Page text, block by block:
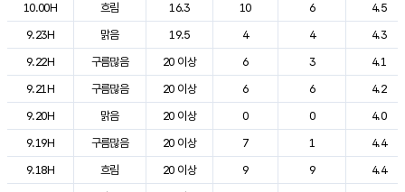
10.00H
흐림 16.3 10 6
4.5
9.23H
맑음 19.5 4 4
4.3
9.22H
구름많음 20 이상 6 3
4.1
9.21H
구름많음 20 이상 6 6
4.2
9.20H
맑음 20 이상 0 0
4.0
9.19H
구름많음 20 이상 7 1
4.4
9.18H
흐림 20 이상 9 9
4.4